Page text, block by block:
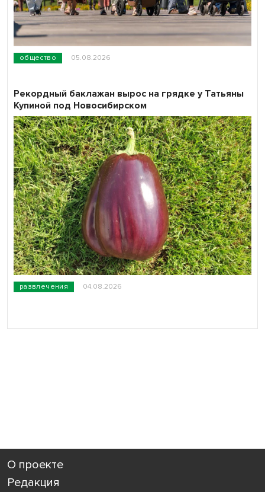
общество 05.08.2026
развлечения 04.08.2026
Рекордный баклажан вырос на грядке у Татьяны
Купиной под Новосибирском
О проекте
Редакция